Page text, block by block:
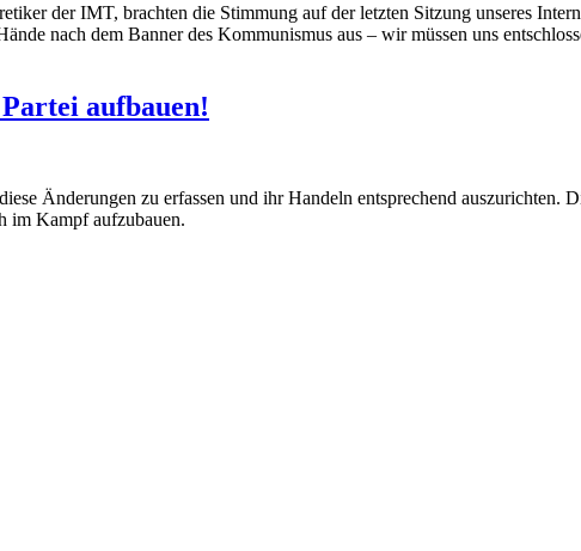
der IMT, brachten die Stimmung auf der letzten Sitzung unseres
nach dem Banner des Kommunismus aus – wir müssen uns
aufbauen!
Änderungen zu erfassen und ihr Handeln entsprechend auszurichten.
im Kampf aufzubauen.